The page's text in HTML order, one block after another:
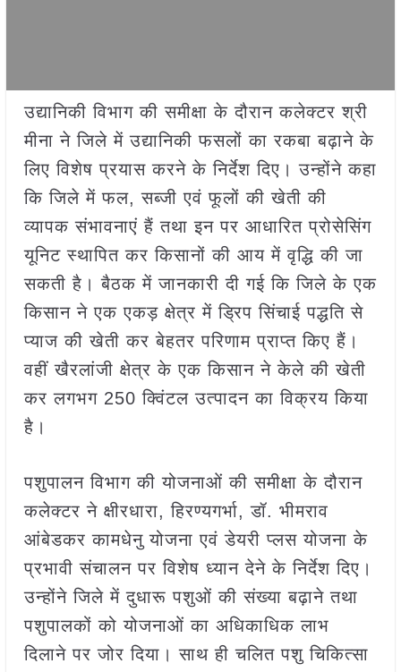
उद्यानिकी विभाग की समीक्षा के दौरान कलेक्टर श्री
मीना ने जिले में उद्यानिकी फसलों का रकबा बढ़ाने के
लिए विशेष प्रयास करने के निर्देश दिए। उन्होंने कहा
कि जिले में फल, सब्जी एवं फूलों की खेती की
व्यापक संभावनाएं हैं तथा इन पर आधारित प्रोसेसिंग
यूनिट स्थापित कर किसानों की आय में वृद्धि की जा
सकती है। बैठक में जानकारी दी गई कि जिले के एक
किसान ने एक एकड़ क्षेत्र में ड्रिप सिंचाई पद्धति से
प्याज की खेती कर बेहतर परिणाम प्राप्त किए हैं।
वहीं खैरलांजी क्षेत्र के एक किसान ने केले की खेती
कर लगभग 250 क्विंटल उत्पादन का विक्रय किया
है।
पशुपालन विभाग की योजनाओं की समीक्षा के दौरान
कलेक्टर ने क्षीरधारा, हिरण्यगर्भा, डॉ. भीमराव
आंबेडकर कामधेनु योजना एवं डेयरी प्लस योजना के
प्रभावी संचालन पर विशेष ध्यान देने के निर्देश दिए।
उन्होंने जिले में दुधारू पशुओं की संख्या बढ़ाने तथा
पशुपालकों को योजनाओं का अधिकाधिक लाभ
दिलाने पर जोर दिया। साथ ही चलित पशु चिकित्सा